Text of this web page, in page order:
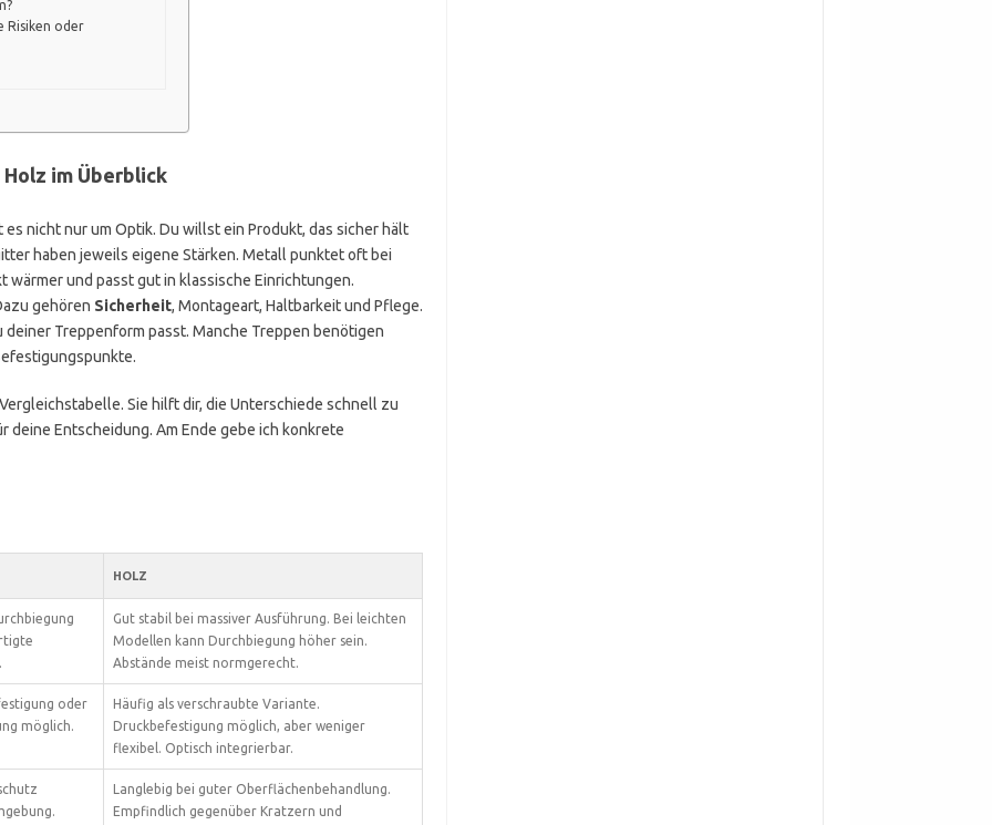
Risiken oder
im Überblick
nicht nur um Optik. Du willst ein Produkt, das sicher hält
haben jeweils eigene Stärken. Metall punktet oft bei
und passt gut in klassische Einrichtungen.
gehören Sicherheit, Montageart, Haltbarkeit und Pflege.
Treppenform passt. Manche Treppen benötigen
Sie hilft dir, die Unterschiede schnell zu
Entscheidung. Am Ende gebe ich konkrete
HOLZ
Gut stabil bei massiver Ausführung. Bei leichten
Modellen kann Durchbiegung höher sein.
Abstände meist normgerecht.
oder
möglich.
Häufig als verschraubte Variante.
Druckbefestigung möglich, aber weniger
flexibel. Optisch integrierbar.
Langlebig bei guter Oberflächenbehandlung.
Empfindlich gegenüber Kratzern und